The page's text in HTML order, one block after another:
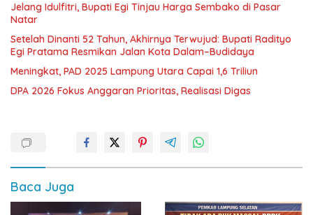
Jelang Idulfitri, Bupati Egi Tinjau Harga Sembako di Pasar
Natar
Setelah Dinanti 52 Tahun, Akhirnya Terwujud: Bupati Radityo
Egi Pratama Resmikan Jalan Kota Dalam–Budidaya
Meningkat, PAD 2025 Lampung Utara Capai 1,6 Triliun
DPA 2026 Fokus Anggaran Prioritas, Realisasi Digas
Baca Juga